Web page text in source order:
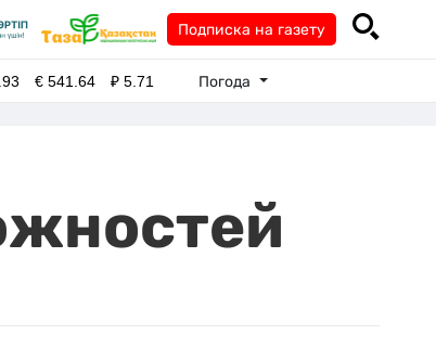
Подписка на газету
€541.64 ₽5.71 Погода